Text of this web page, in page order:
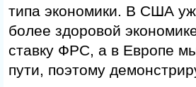
типа экономики. В США
более здоровой
ставку ФРС, а в Европе
пути, поэтому